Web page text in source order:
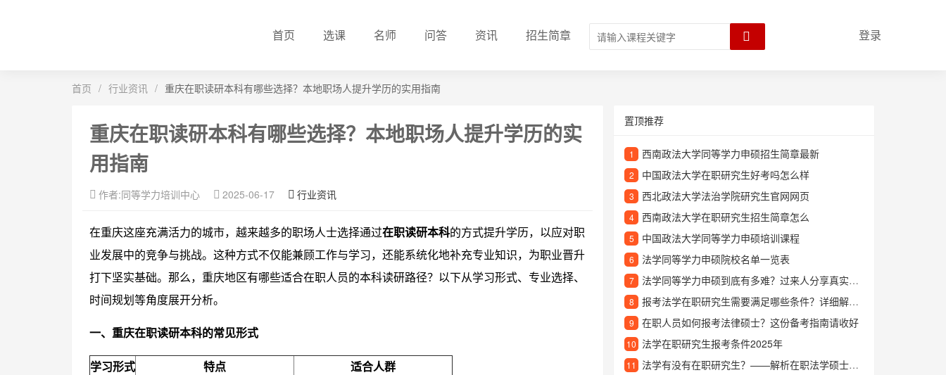
首页 选课 名师 问答 资讯 招生简章 登录
首页 / 行业资讯 / 重庆在职读研本科有哪些选择？本地职场人提升学历的实用指南
重庆在职读研本科有哪些选择？本地职场人提升学历的实
用指南
作者:同等学力培训中心 2025-06-17 行业资讯
在重庆这座充满活力的城市，越来越多的职场人士选择通过在职读研本科的方式提升学历，以应对职
业发展中的竞争与挑战。这种方式不仅能兼顾工作与学习，还能系统化地补充专业知识，为职业晋升
打下坚实基础。那么，重庆地区有哪些适合在职人员的本科读研路径？以下从学习形式、专业选择、
时间规划等角度展开分析。
一、重庆在职读研本科的常见形式
学习形式 特点
适合人群
置顶推荐
1 西南政法大学同等学力申硕招生简章最新
2 中国政法大学在职研究生好考吗怎么样
3 西北政法大学法治学院研究生官网网页
4 西南政法大学在职研究生招生简章怎么
5 中国政法大学同等学力申硕培训课程
6 法学同等学力申硕院校名单一览表
7 法学同等学力申硕到底有多难？过来人分享真实备考体验
8 报考法学在职研究生需要满足哪些条件？详细解读报考流程
9 在职人员如何报考法律硕士？这份备考指南请收好
10 法学在职研究生报考条件2025年
11 法学有没有在职研究生？——解析在职法学硕士的报考与培养